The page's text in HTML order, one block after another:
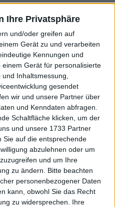
Ihre Privatsphäre
und/oder greifen auf
Gerät zu und verarbeiten
Kennungen und
Gerät für personalisierte
Inhaltsmessung,
gesendet
wir und unsere Partner über
und Kenndaten abfragen.
Schaltfläche klicken, um der
und unsere 1733 Partner
Sie auf die entsprechende
abzulehnen oder um
und um Ihre
zu ändern. Bitte beachten
personenbezogener Daten
kann, obwohl Sie das Recht
zu widersprechen. Ihre
MOVERS
Höhere Prognose wirkt